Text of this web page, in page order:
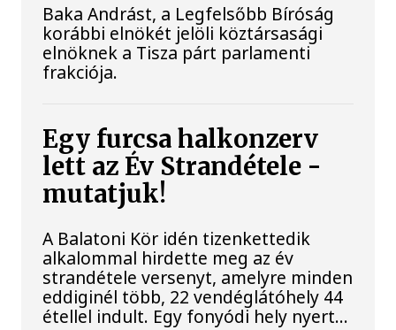
Baka Andrást, a Legfelsőbb Bíróság
korábbi elnökét jelöli köztársasági
elnöknek a Tisza párt parlamenti
frakciója.
Egy furcsa halkonzerv
lett az Év Strandétele -
mutatjuk!
A Balatoni Kör idén tizenkettedik
alkalommal hirdette meg az év
strandétele versenyt, amelyre minden
eddiginél több, 22 vendéglátóhely 44
étellel indult. Egy fonyódi hely nyert...